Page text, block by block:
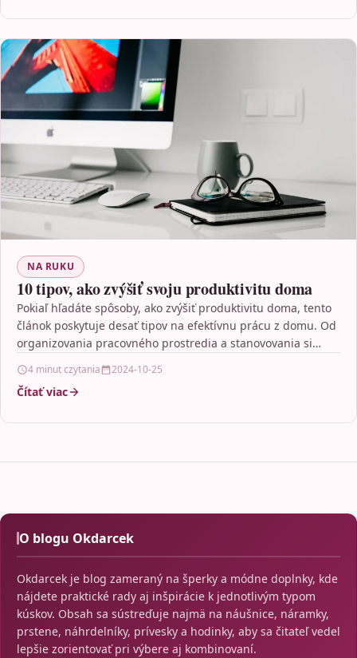
NA RUKU
10 tipov, ako zvýšiť svoju produktivitu doma
Pokiaľ hľadáte spôsoby, ako zvýšiť produktivitu doma, tento
článok poskytuje desať tipov na efektívnu prácu z domu. Od
organizovania pracovného prostredia a stanovovania si…
4 minut czytania 2024-10-25
Čítať viac
O blogu Okdarcek
Okdarcek je blog zameraný na šperky a módne doplnky, kde
nájdete praktické rady aj inšpirácie k jednotlivým typom
kúskov. Obsah sa sústreďuje najmä na náušnice, náramky,
prstene, náhrdelníky, prívesky a hodinky, aby sa čitateľ vedel
lepšie zorientovať pri výbere aj kombinovaní.